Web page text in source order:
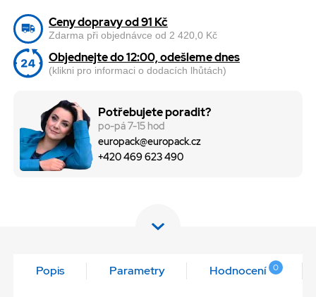
Ceny dopravy od 91 Kč
Zdarma při objednávce od 2 420,0 Kč
Objednejte do 12:00, odešleme dnes
(klikni pro informaci o dodacích lhůtách)
Potřebujete poradit?
po-pá 7-15 hod
europack@europack.cz
+420 469 623 490
Popis Parametry Hodnocení 0